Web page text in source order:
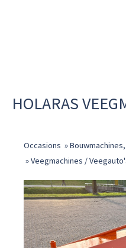
HOLARAS
Occasions »
»Veegmachines /